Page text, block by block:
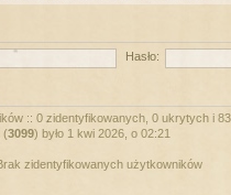
Hasło:
:: 0 zidentyfikowanych, 0 ukrytych i
(3099) było 1 kwi 2026, o 02:21
zidentyfikowanych użytkowników